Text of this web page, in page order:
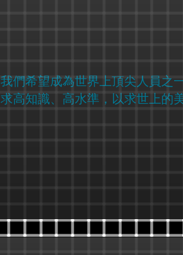
我們希望成為世界上頂尖人員之
求高知識、高水準，以求世上的美